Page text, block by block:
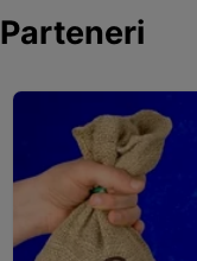
Parteneri